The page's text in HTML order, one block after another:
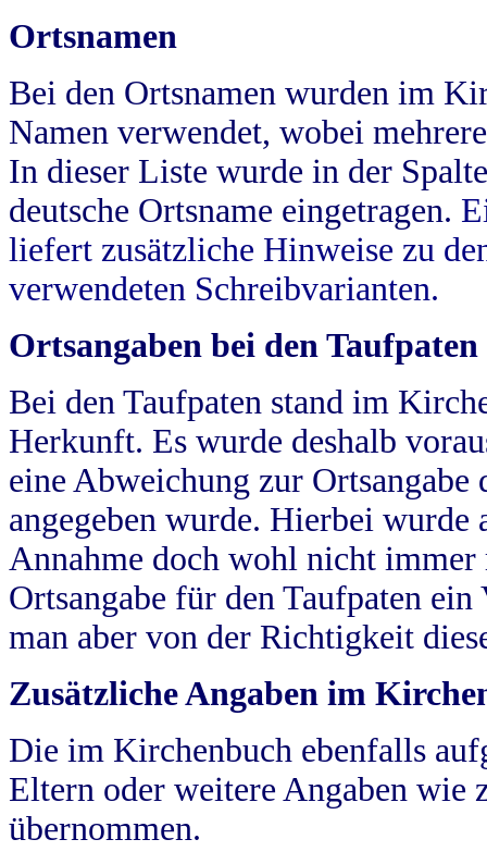
Ortsnamen
Bei den Ortsnamen wurden im
Namen verwendet, wobei
In dieser Liste wurde in der
deutsche Ortsname eingetragen.
liefert zusätzliche Hinweise zu
verwendeten Schreibvarianten.
Ortsangaben bei den Taufpaten
Bei den Taufpaten stand im
Herkunft. Es wurde deshalb
eine Abweichung zur
angegeben wurde. Hierbei wurde
Annahme doch wohl nicht
Ortsangabe für den Taufpaten
man aber von der Richtigkeit
Zusätzliche Angaben im
Die im Kirchenbuch ebenfalls
Eltern oder weitere Angaben wie
übernommen.